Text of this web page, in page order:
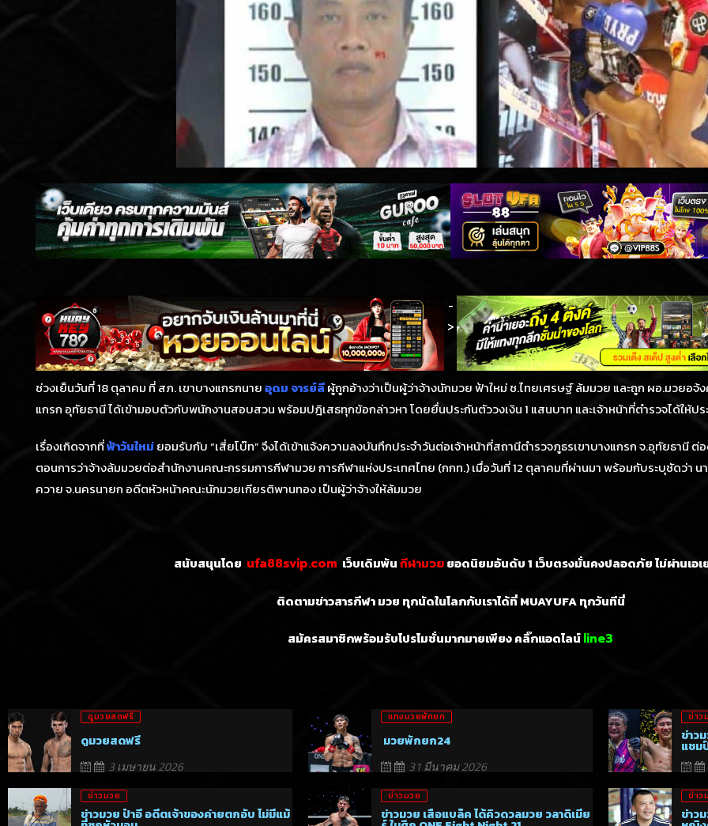
-
>
ช่วงเย็นวันที่ 18 ตุลาคม ที่ สภ. เขาบางแกรกนายอุดม จารย์ลีผู้ถูกอ้างว่าเป็นผู้ว่าจ้างนักมวย ฟ้าใหม่ ช.ไทยเศรษฐ์ ล้มมวย และถูก ผอ.มวยอจ้
แกรก อุทัยธานี ได้เข้ามอบตัวกับพนักงานสอบสวน พร้อมปฎิเสธทุกข้อกล่าวหา โดยยื่นประกันตัววงเงิน 1 แสนบาท และเจ้าหน้าที่ตำรวจได้ให้ป
เรื่องเกิดจากที่ฟ้าวันใหม่ยอมรับกับ “เสี่ยโบ๊ท” จึงได้เข้าแจ้งความลงบันทึกประจำวันต่อเจ้าหน้าที่สถานีตำรวจภูธรเขาบางแกรก จ.อุทัยธานี ต่
ตอนการว่าจ้างล้มมวยต่อสำนักงานคณะกรรมการกีฬามวย การกีฬาแห่งประเทศไทย (กกท.) เมื่อวันที่ 12 ตุลาคมที่ผ่านมา พร้อมกับระบุชัดว่า น
ควาย จ.นครนายก อดีตหัวหน้าคณะนักมวยเกียรติพานทอง เป็นผู้ว่าจ้างให้ล้มมวย
สนับสนุนโดย ufa88svip.com เว็บเดิมพันกีฬามวยยอดนิยมอันดับ 1 เว็บตรงมั่นคงปลอดภัย ไม่ผ่านเอ
ติดตามข่าวสารกีฬา มวย ทุกนัดในโลกกับเราได้ที่ MUAYUFA ทุกวันทีนี่
สมัครสมาชิกพร้อมรับโปรโมชั่นมากมายเพียง คลิ๊กแอดไลน์line3
ดูมวยสดฟรี
ดูมวยสดฟรี
3 เมษายน 2026
แทงมวยพักยก
มวยพักยก24
31 มีนาคม 2026
ข่าว
ข่าว
แชม
ข่าวมวย
ข่าวมวย ป๋าอี อดีตเจ้าของค่ายตกอับ ไม่มีแม้
ข่าวมวย
ข่าวมวย เสือแบล็ค ได้คิวดวลมวย วลาดิเมีย
ข่าว
ข่าว